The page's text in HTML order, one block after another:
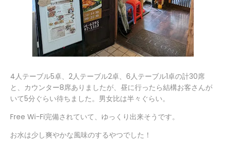
4人テーブル5卓、2人テーブル2卓、6人テーブル1卓の計30席
と、カウンター8席ありましたが、昼に行ったら結構お客さんが
いて5分ぐらい待ちました。男女比は半々ぐらい。
Free Wi-Fi完備されていて、ゆっくり出来そうです。
お水は少し爽やかな風味のするやつでした！